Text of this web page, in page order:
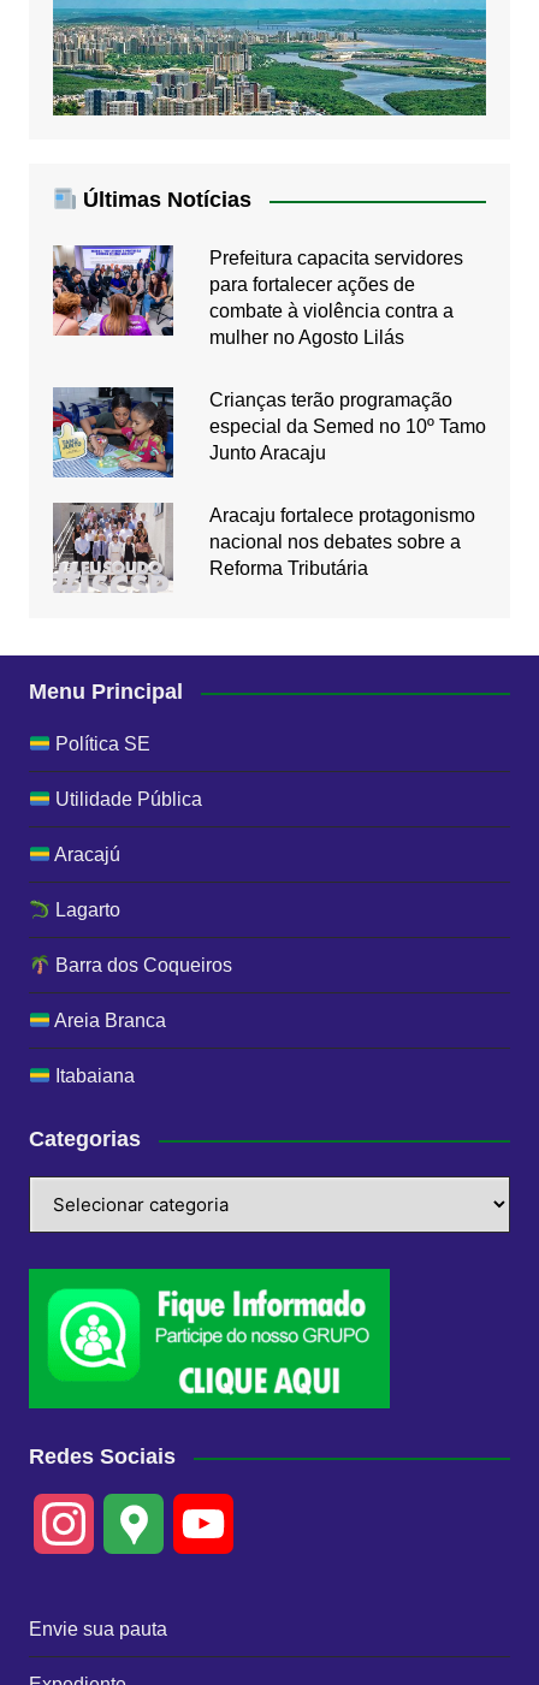
Últimas Notícias
Prefeitura capacita servidores
para fortalecer ações de
combate à violência contra a
mulher no Agosto Lilás
Crianças terão programação
especial da Semed no 10º Tamo
Junto Aracaju
Aracaju fortalece protagonismo
nacional nos debates sobre a
Reforma Tributária
Menu Principal
Política SE
Utilidade Pública
Aracajú
Lagarto
Barra dos Coqueiros
Areia Branca
Itabaiana
Categorias
Redes Sociais
Envie sua pauta